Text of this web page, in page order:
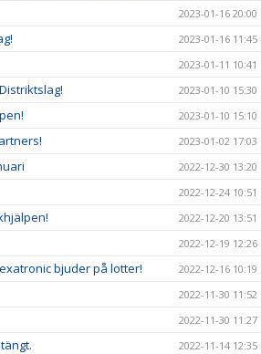
2023-01-16 20:00
2023-01-16 11:45
2023-01-11 10:41
2023-01-10 15:30
2023-01-10 15:10
2023-01-02 17:03
2022-12-30 13:20
2022-12-24 10:51
2022-12-20 13:51
2022-12-19 12:26
bjuder på lotter! 2022-12-16 10:19
2022-11-30 11:52
2022-11-30 11:27
2022-11-14 12:35